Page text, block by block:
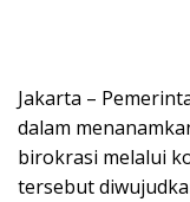
Jakarta –
dalam
birokrasi melalui
tersebut